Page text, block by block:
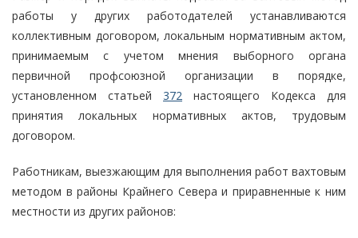
работы у других работодателей устанавливаются
коллективным договором, локальным нормативным актом,
принимаемым с учетом мнения выборного органа
первичной профсоюзной организации в порядке,
установленном статьей 372 настоящего Кодекса для
принятия локальных нормативных актов, трудовым
договором.
Работникам, выезжающим для выполнения работ вахтовым
методом в районы Крайнего Севера и приравненные к ним
местности из других районов: